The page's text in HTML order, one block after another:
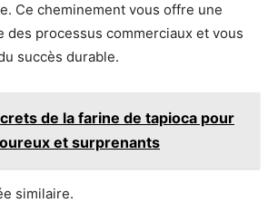
Ce cheminement vous offre une
des processus commerciaux et vous
succès durable.
de la farine de tapioca pour
et surprenants
similaire.